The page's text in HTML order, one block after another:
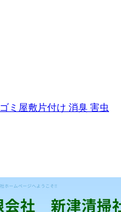
ゴミ屋敷片付け 消臭 害虫